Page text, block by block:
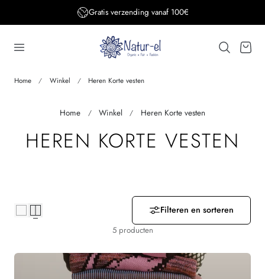
Gratis verzending vanaf 100€
Home Winkel Heren Korte vesten
Home Winkel Heren Korte vesten
V
Z
HEREN KORTE VESTEN
Filteren en sorteren
5 producten